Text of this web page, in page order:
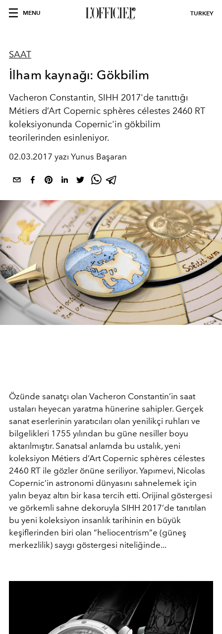
MENU TURKEY
SAAT
İlham kaynağı: Gökbilim
Vacheron Constantin, SIHH 2017'de tanıttığı
Métiers d’Art Copernic sphères célestes 2460 RT
koleksiyonunda Copernic'in gökbilim
teorilerinden esinleniyor.
02.03.2017 yazı Yunus Başaran
Özünde sanatçı olan Vacheron Constantin’in saat
ustaları heyecan yaratma hünerine sahipler. Gerçek
sanat eserlerinin yaratıcıları olan yenilikçi ruhları ve
bilgelikleri 1755 yılından bu güne nesiller boyu
aktarılmıştır. Sanatsal anlamda bu ustalık, yeni
koleksiyon Métiers d’Art Copernic sphères célestes
2460 RT ile gözler önüne seriliyor. Yapımevi, Nicolas
Copernic’in astronomi dünyasını sahnelemek için
yalın beyaz altın bir kasa tercih etti. Orijinal göstergesi
ve görkemli sahne dekoruyla SIHH 2017’de tanıtılan
bu yeni koleksiyon insanlık tarihinin en büyük
keşiflerinden biri olan “heliocentrism”e (güneş
merkezlilik) saygı göstergesi niteliğinde...